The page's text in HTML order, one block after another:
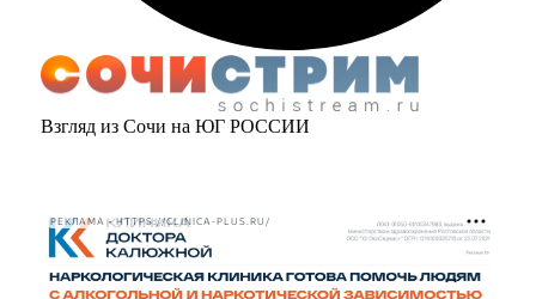
Взгляд из Сочи на ЮГ РОССИИ
РЕКЛАМА • HTTPS://CLINICA-PLUS.RU/